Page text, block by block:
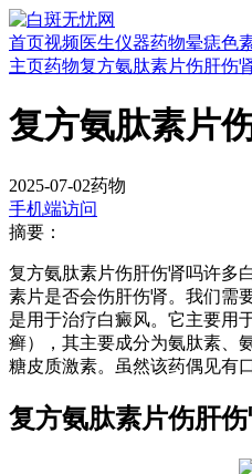
首页视频医生仪器药物晕痣色
主页药物复方氨肽素片伤肝伤
复方氨肽素片
2025-07-02药物
手机端访问
摘要：
复方氨肽素片伤肝伤肾吗许多
素片是否会伤肝伤肾。我们需
是用于治疗白癜风。它主要用
癣），其主要成分为氨肽素、
糖皮质激素。虽然该药偶见有
复方氨肽素片伤肝